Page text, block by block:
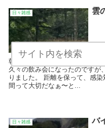
日々雑感 雲
朝はいいお天気でしたが、昼頃
久々の飲み会になったのですが
りました。 距離を保って、感
間って大切だなぁ〜と...
日々雑感 バ